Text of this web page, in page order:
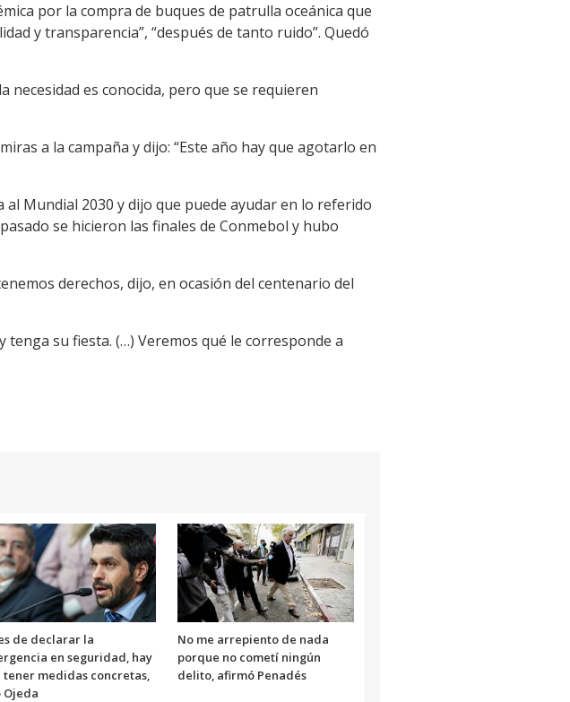
por la compra de buques de patrulla oceánica que
y transparencia”, “después de tanto ruido”. Quedó
necesidad es conocida, pero que se requieren
a la campaña y dijo: “Este año hay que agotarlo en
Mundial 2030 y dijo que puede ayudar en lo referido
se hicieron las finales de Conmebol y hubo
derechos, dijo, en ocasión del centenario del
su fiesta. (…) Veremos qué le corresponde a
de declarar la
en seguridad, hay
tener medidas concretas,
Ojeda
No me arrepiento de nada
porque no cometí ningún
delito, afirmó Penadés